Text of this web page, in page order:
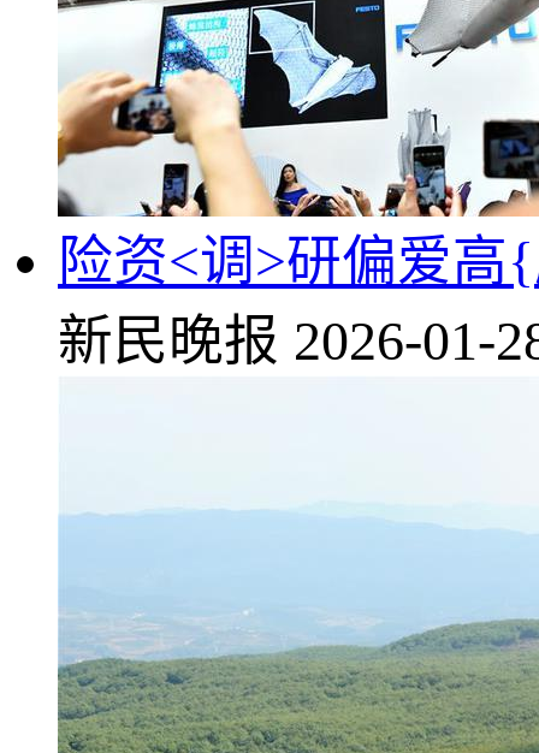
险资<调>研偏爱
新民晚报 2026-01-